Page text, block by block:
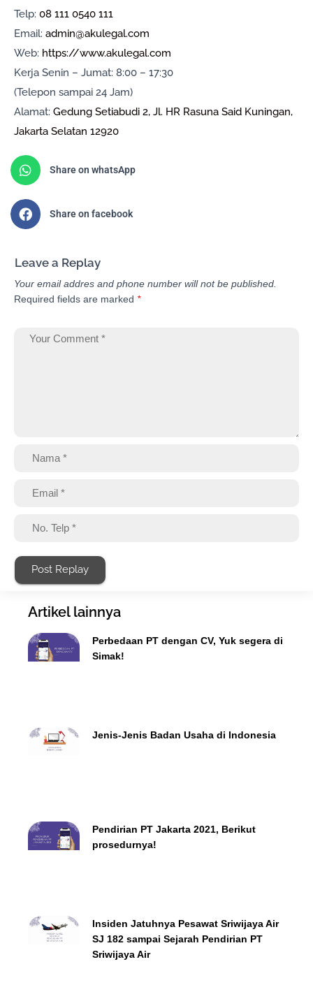
Telp: 08 111 0540 111
Email: admin@akulegal.com
Web: https://www.akulegal.com
Kerja Senin – Jumat: 8:00 – 17:30
(Telepon sampai 24 Jam)
Alamat: Gedung Setiabudi 2, Jl. HR Rasuna Said Kuningan,
Jakarta Selatan 12920
Share on whatsApp
Share on facebook
Leave a Replay
Your email addres and phone number will not be published.
Required fields are marked *
Post Replay
Artikel lainnya
Perbedaan PT dengan CV, Yuk segera di
Simak!
Jenis-Jenis Badan Usaha di Indonesia
Pendirian PT Jakarta 2021, Berikut
prosedurnya!
Insiden Jatuhnya Pesawat Sriwijaya Air
SJ 182 sampai Sejarah Pendirian PT
Sriwijaya Air